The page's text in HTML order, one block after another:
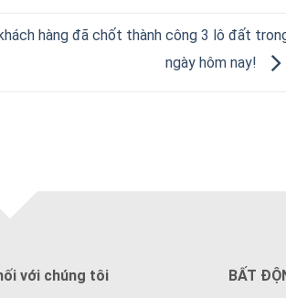
hàng đã chốt thành công 3 lô đất
ngày hôm nay!
với chúng tôi BẤT